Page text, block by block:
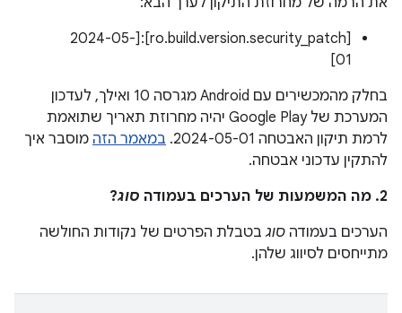
[ro.build.version.security_patch]:[2024-05-
01]
בחלק מהמכשירים עם Android מגרסה 10 ואילך, לעדכון
המערכת של Google Play יהיה מחרוזת תאריך שתואמת
לרמת תיקון האבטחה 2024-05-01.
במאמר הזה מוסבר איך
להתקין עדכוני אבטחה.
2. מה המשמעות של הערכים בעמודה
סוג?
הערכים בעמודה סוג בטבלת הפרטים של נקודות החולשה
מתייחסים לסיווג שלהן.